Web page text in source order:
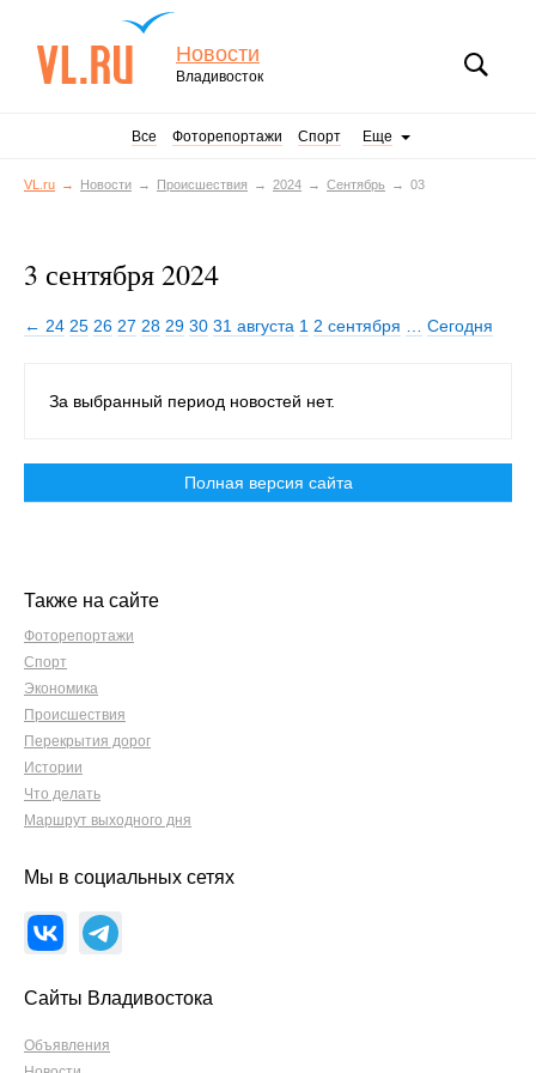
Новости
Владивосток
Все Фоторепортажи Спорт Еще
VL.ru Новости Происшествия 2024 Сентябрь 03
3 сентября 2024
← 24 25 26 27 28 29 30 31 августа 1 2 сентября Сегодня
За выбранный период новостей нет.
Полная версия сайта
Также на сайте
Фоторепортажи
Спорт
Экономика
Происшествия
Перекрытия дорог
Истории
Что делать
Маршрут выходного дня
Мы в социальных сетях
Сайты Владивостока
Объявления